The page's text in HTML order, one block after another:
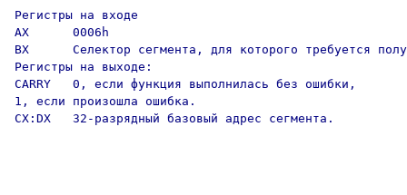
Регистры на входе
AX      0006h
BX      Селектор сегмента, для которого требуется
Регистры на выходе:
CARRY   0, если функция выполнилась без ошибки,
1, если произошла ошибка.
CX:DX   32-разрядный базовый адрес сегмента.